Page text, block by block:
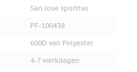
San Jose sporttas
PF-100438
600D van Polyester
4-7 werkdagen